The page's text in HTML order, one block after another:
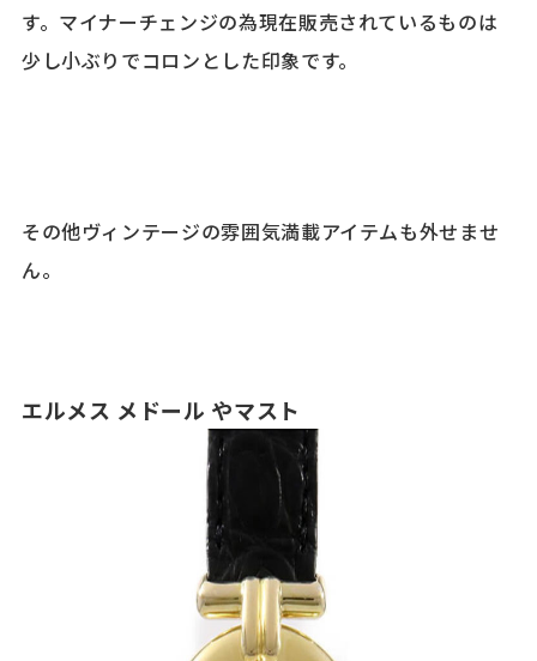
す。マイナーチェンジの為現在販売されているものは
少し小ぶりでコロンとした印象です。
その他ヴィンテージの雰囲気満載アイテムも外せませ
ん。
エルメス メドール やマスト